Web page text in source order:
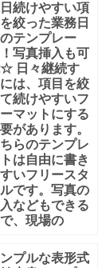
続けやすい項
を絞った業務日
テンプレー
！写真挿入も可
日々継続す
は、項目を絞
続けやすいフ
マットにする
があります。
らのテンプレ
は自由に書き
いフリースタ
です。写真の
などもできる
、現場の
プルな表形式